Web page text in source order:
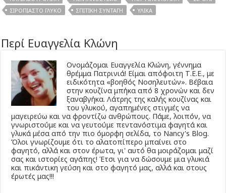
ΣΙΡΟΠΙΑΣΤΌ ΓΛΥΚΌ
ΣΠΙΤΙΚΉ ΣΥΝΤΑΓΉ ΥΛΙΚΆ
Περί Ευαγγελία Κλώνη
Ονομάζομαι Ευαγγελία Κλώνη, γέννημα
θρέμμα Πατρινιά! Είμαι απόφοιτη Τ.Ε.Ε., με
ειδικότητα «βοηθός Νοσηλευτών». Βέβαια
στην κουζίνα μπήκα από 8 χρονών και δεν
ξαναβγήκα. Λάτρης της καλής κουζίνας και
του γλυκού, αγαπημένες στιγμές να
μαγειρεύω και να φροντίζω ανθρώπους. Πάμε, λοιπόν, να
γνωριστούμε και να γευτούμε πεντανόστιμα φαγητά και
γλυκά μέσα από την πιο όμορφη σελίδα, το Nancy's Blog.
Όλοι γνωρίζουμε ότι το αλατοπίπερο μπαίνει στο
φαγητό, αλλά και στον έρωτα, γι' αυτό θα μοιράζομαι μαζί
σας και ιστορίες αγάπης! Έτσι για να δώσουμε μια γλυκιά
και πικάντικη γεύση και στο φαγητό μας, αλλά και στους
έρωτές μας!!!